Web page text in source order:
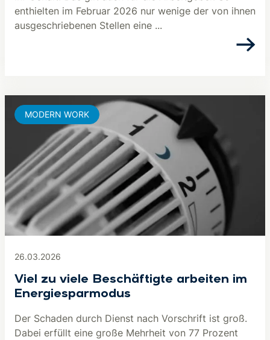
enthielten im Februar 2026 nur wenige der von ihnen
ausgeschriebenen Stellen eine ...
26.03.2026
Viel zu viele Beschäftigte arbeiten im
Energiesparmodus
Der Schaden durch Dienst nach Vorschrift ist groß.
Dabei erfüllt eine große Mehrheit von 77 Prozent
MODERN WORK